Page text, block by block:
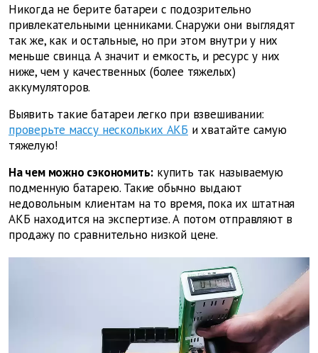
Никогда не берите батареи с подозрительно
привлекательными ценниками. Снаружи они выглядят
так же, как и остальные, но при этом внутри у них
меньше свинца. А значит и емкость, и ресурс у них
ниже, чем у качественных (более тяжелых)
аккумуляторов.
Выявить такие батареи легко при взвешивании:
проверьте массу нескольких АКБ и хватайте самую
тяжелую!
На чем можно сэкономить: купить так называемую
подменную батарею. Такие обычно выдают
недовольным клиентам на то время, пока их штатная
АКБ находится на экспертизе. А потом отправляют в
продажу по сравнительно низкой цене.